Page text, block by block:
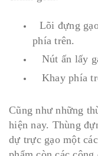
Lõi đựng
phía trên.
Nút ấn lấy
Khay phía
Cũng như những
hiện nay. Thùng
dự trực gạo một